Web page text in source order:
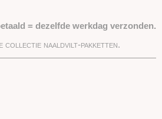
= dezelfde werkdag verzonden.
collectie naaldvilt-pakketten.